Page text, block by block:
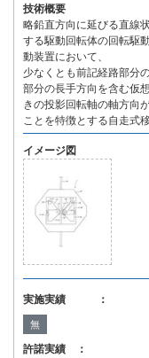
技術概要
略鉛直方向に延びる直線
する駆動回転体の回転駆
動装置において、
少なくとも前記経路部分
部分の長手方向を含む仮
きの投影回転軸の軸方向
ことを特徴とする自走式移
イメージ図
実施実績 ：
無
許諾実績 ：